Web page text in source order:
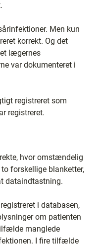
Men kun
korrekt. Og det
lægernes
var dokumenteret i
registreret som
registreret.
hvor omstændelig
forskellige blanketter,
dataindtastning.
i databasen,
om patienten
manglede
I fire tilfælde